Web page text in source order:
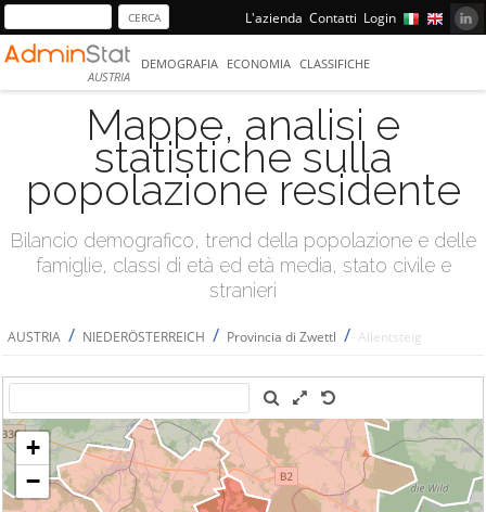
L'azienda Contatti Login
AUSTRIA
DEMOGRAFIA ECONOMIA CLASSIFICHE
Mappe, analisi e
statistiche sulla
popolazione residente
Bilancio demografico, trend della popolazione e delle
famiglie, classi di età ed età media, stato civile e
stranieri
AUSTRIA / NIEDERÖSTERREICH / Provincia di Zwettl / Allentsteig